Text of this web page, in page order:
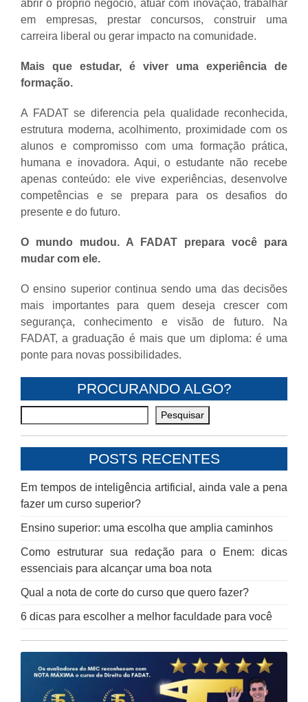
abrir o próprio negócio, atuar com inovação, trabalhar
em empresas, prestar concursos, construir uma
carreira liberal ou gerar impacto na comunidade.
Mais que estudar, é viver uma experiência de
formação.
A FADAT se diferencia pela qualidade reconhecida,
estrutura moderna, acolhimento, proximidade com os
alunos e compromisso com uma formação prática,
humana e inovadora. Aqui, o estudante não recebe
apenas conteúdo: ele vive experiências, desenvolve
competências e se prepara para os desafios do
presente e do futuro.
O mundo mudou. A FADAT prepara você para
mudar com ele.
O ensino superior continua sendo uma das decisões
mais importantes para quem deseja crescer com
segurança, conhecimento e visão de futuro. Na
FADAT, a graduação é mais que um diploma: é uma
ponte para novas possibilidades.
PROCURANDO ALGO?
Pesquisar
POSTS RECENTES
Em tempos de inteligência artificial, ainda vale a pena
fazer um curso superior?
Ensino superior: uma escolha que amplia caminhos
Como estruturar sua redação para o Enem: dicas
essenciais para alcançar uma boa nota
Qual a nota de corte do curso que quero fazer?
6 dicas para escolher a melhor faculdade para você